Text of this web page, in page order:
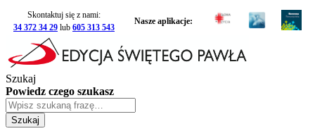
Skontaktuj się z nami:
34 372 34 29 lub 605 313 543
Nasze aplikacje:
Szukaj
Powiedz czego szukasz
Szukaj